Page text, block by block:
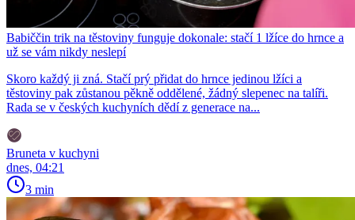
Babiččin trik na těstoviny funguje dokonale: stačí 1 lžíce do hrnce a
už se vám nikdy neslepí
Skoro každý ji zná. Stačí prý přidat do hrnce jedinou lžíci a
těstoviny pak zůstanou pěkně oddělené, žádný slepenec na talíři.
Rada se v českých kuchyních dědí z generace na...
Bruneta v kuchyni
dnes, 04:21
3 min